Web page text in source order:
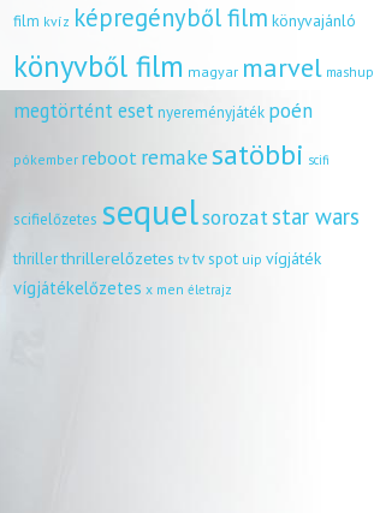
film kvíz képregényből film könyvajánló
könyvből film magyar marvel mashup
megtörtént esetnyereményjáték poén
pókember reboot remakesatöbbi scifi
scifielőzetes sequelsorozatstar wars
thrillerthrillerelőzetes tv tv spot uip vígjáték
vígjátékelőzetes x men életrajz